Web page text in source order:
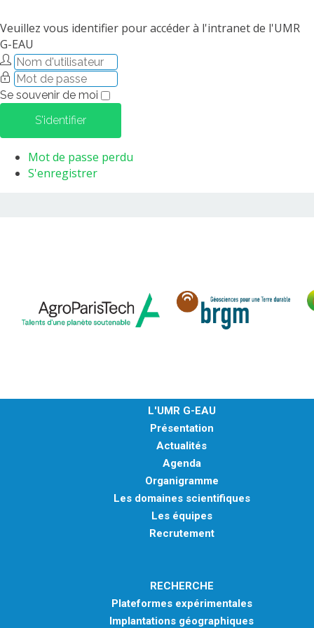
NOS TRAVAUX EN VIDÉO
Veuillez vous identifier pour accéder à l'intranet de l'UMR
G-EAU
Se souvenir de moi
S'identifier
Mot de passe perdu
S'enregistrer
L'UMR G-EAU
Présentation
Actualités
Agenda
Organigramme
Les domaines scientifiques
Les équipes
Recrutement
RECHERCHE
Plateformes expérimentales
Implantations géographiques